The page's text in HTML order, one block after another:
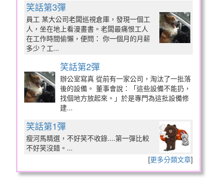
笑話第3彈
員工 某大公司老闆巡視倉庫，發現一個工
人，坐在地上看漫畫書。老闆最痛恨工人
在工作時間偷懶，便問： 你一個月的月薪
多少？工...
笑話第2彈
辦公室寫真 從前有一家公司，淘汰了一批落
後的設備。 董事會說：「這些設備不能扔，
找個地方放起來。」於是專門為這批設備修
建...
笑話第1彈
瘦河馬精選，不好笑不收錄....第一彈比較
不好笑沒錯。...
[更多分類文章]